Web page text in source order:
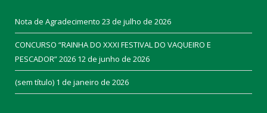
Nota de Agradecimento 23 de julho de 2026
CONCURSO “RAINHA DO XXXI FESTIVAL DO VAQUEIRO E
PESCADOR” 2026 12 de junho de 2026
(sem título) 1 de janeiro de 2026